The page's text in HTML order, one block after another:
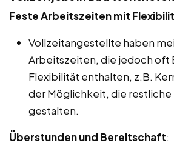
Feste Arbeitszeiten mit
Vollzeitangestellte haben
Arbeitszeiten, die jedoch oft
Flexibilität enthalten, z.B.
der Möglichkeit, die restliche
gestalten.
Überstunden und Bereitschaft: